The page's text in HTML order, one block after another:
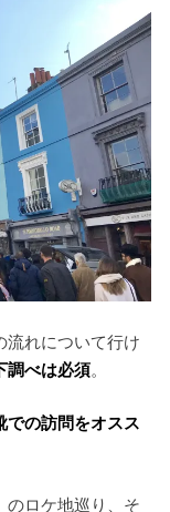
流れについて行け
調べは必須。
での訪問をオスス
のロケ地巡り、そ